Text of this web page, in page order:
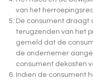
van het
De consument draagt
terugzenden van het
gemeld dat de
de ondernemer
consument dekosten
Indien de consument